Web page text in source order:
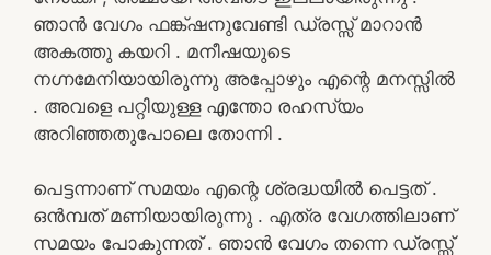
ഞാൻ വേഗം ഫങ്ക്ഷനുവേണ്ടി ഡ്രസ്സ് മാറാൻ
അകത്തു കയറി . മനീഷയുടെ
നഗ്നമേനിയായിരുന്നു അപ്പോഴും എന്റെ മനസ്സിൽ
. അവളെ പറ്റിയുള്ള എന്തോ രഹസ്യം
അറിഞ്ഞതുപോലെ തോന്നി .
പെട്ടന്നാണ് സമയം എന്റെ ശ്രദ്ധയിൽ പെട്ടത് .
ഒൻമ്പത് മണിയായിരുന്നു . എത്ര വേഗത്തിലാണ്
സമയം പോകുന്നത് . ഞാൻ വേഗം തന്നെ ഡ്രസ്സ്